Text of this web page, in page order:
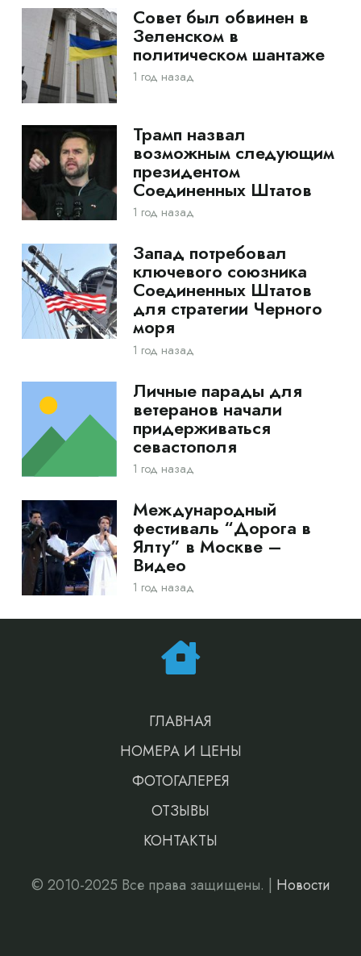
Совет был обвинен в
Зеленском в
политическом шантаже
1 год назад
Трамп назвал
возможным следующим
президентом
Соединенных Штатов
1 год назад
Запад потребовал
ключевого союзника
Соединенных Штатов
для стратегии Черного
моря
1 год назад
Личные парады для
ветеранов начали
придерживаться
севастополя
1 год назад
Международный
фестиваль “Дорога в
Ялту” в Москве –
Видео
1 год назад
ГЛАВНАЯ
НОМЕРА И ЦЕНЫ
ФОТОГАЛЕРЕЯ
ОТЗЫВЫ
КОНТАКТЫ
© 2010-2025 Все права защищены. | Новости